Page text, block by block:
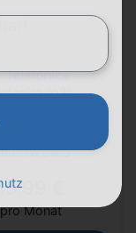
(o2)
& SMS
€
pro Monat